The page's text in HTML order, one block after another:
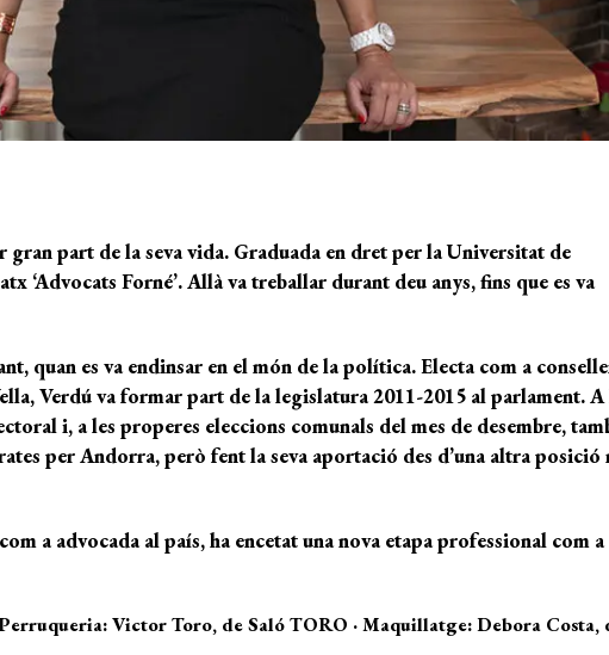
part de la seva vida. Graduada en dret per la Universitat de
‘Advocats Forné’. Allà va treballar durant deu anys, fins que es va
quan es va endinsar en el món de la política. Electa com a
Verdú va formar part de la legislatura 2011-2015 al parlament. A
i, a les properes eleccions comunals del mes de desembre,
per Andorra, però fent la seva aportació des d’una altra posició
a advocada al país, ha encetat una nova etapa professional com a
Victor Toro, de Saló TORO · Maquillatge: Debora Costa,